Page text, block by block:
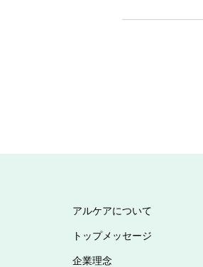
アルケアについて
トップメッセージ
企業理念